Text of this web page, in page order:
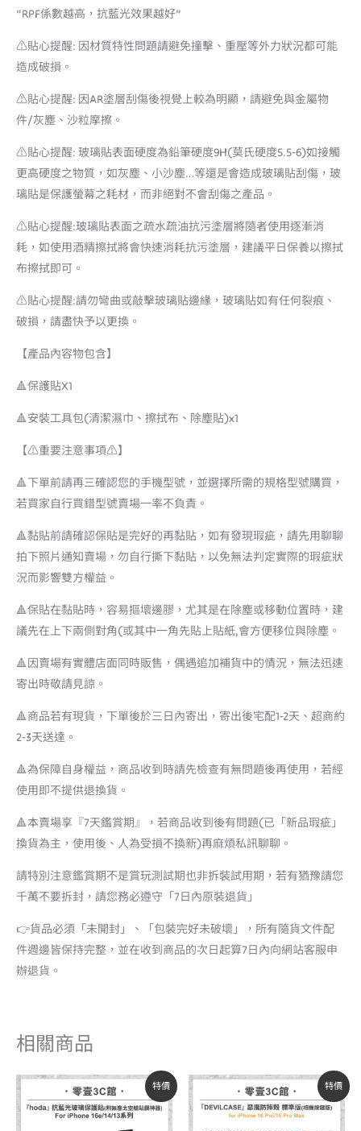
“RPF係數越高，抗藍光效果越好”
⚠️貼心提醒: 因材質特性問題請避免撞擊、重壓等外力狀況都可能
造成破損。
⚠️貼心提醒: 因AR塗層刮傷後視覺上較為明顯，請避免與金屬物
件/灰塵、沙粒摩擦。
⚠️貼心提醒: 玻璃貼表面硬度為鉛筆硬度9H(莫氏硬度5.5-6)如接觸
更高硬度之物質，如灰塵、小沙塵…等還是會造成玻璃貼刮傷，玻
璃貼是保護螢幕之耗材，而非絕對不會刮傷之產品。
⚠️貼心提醒:玻璃貼表面之疏水疏油抗污塗層將隨者使用逐漸消
耗，如使用酒精擦拭將會快速消耗抗污塗層，建議平日保養以擦拭
布擦拭即可。
⚠️貼心提醒:請勿彎曲或敲擊玻璃貼邊緣，玻璃貼如有任何裂痕、
破損，請盡快予以更換。
【產品內容物包含】
🔺保護貼X1
🔺安裝工具包(清潔濕巾、擦拭布、除塵貼)x1
【⚠️重要注意事項⚠️】
🔺下單前請再三確認您的手機型號，並選擇所需的規格型號購買，
若買家自行買錯型號賣場一率不負責。
🔺黏貼前請確認保貼是完好的再黏貼，如有發現瑕疵，請先用聊聊
拍下照片通知賣場，勿自行撕下黏貼，以免無法判定實際的瑕疵狀
況而影響雙方權益。
🔺保貼在黏貼時，容易摳壞邊膠，尤其是在除塵或移動位置時，建
議先在上下兩側對角(或其中一角先貼上貼紙,會方便移位與除塵。
🔺因賣場有實體店面同時販售，偶遇追加補貨中的情況，無法迅速
寄出時敬請見諒。
🔺商品若有現貨，下單後於三日內寄出，寄出後宅配1-2天、超商約
2-3天送達。
🔺為保障自身權益，商品收到時請先檢查有無問題後再使用，若經
使用即不提供退換貨。
🔺本賣場享『7天鑑賞期』，若商品收到後有問題(已「新品瑕疵」
換貨為主，使用後、人為受損不換新)再麻煩私訊聊聊。
請特別注意鑑賞期不是賞玩測試期也非拆裝試用期，若有猶豫請您
千萬不要拆封，請您務必遵守「7日內原裝退貨」
👉貨品必須「未開封」、「包裝完好未破壞」，所有隨貨文件配
件週邊皆保持完整，並在收到商品的次日起算7日內向網站客服申
辦退貨。
相關商品
特價
原
始
價
格：
目
前
價
格：
特價
原
始
價
格：
目
前
價
格：